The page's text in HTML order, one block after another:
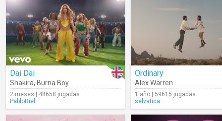
Dai Dai
Shakira, Burna Boy
2 meses | 48658 jugadas
PabloBiel
Ordinary
Alex Warren
1 año | 59615 jugadas
selvatica